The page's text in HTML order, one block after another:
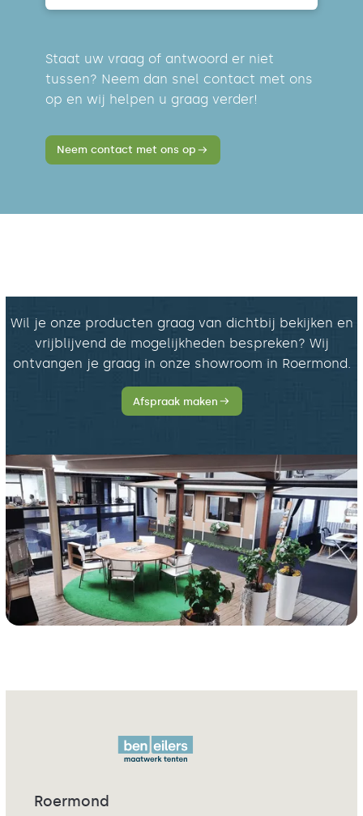
Informeer of wij u van dienst
Eilers voortenten.
Staat uw vraag of antwoord er niet
tussen? Neem dan snel contact met ons
op en wij helpen u graag verder!
Neem contact met ons op
Wil je onze producten graag van dichtbij bekijken en
vrijblijvend de mogelijkheden bespreken? Wij
ontvangen je graag in onze showroom in Roermond.
Afspraak maken
Roermond